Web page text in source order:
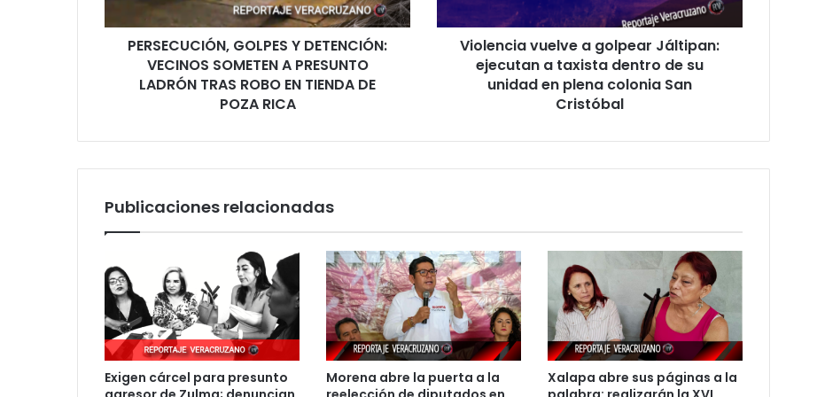
PRESUNTO
LADRÓN
TRASPERSECUCIÓN, GOLPES Y DETENCIÓN:
VECINOS SOMETEN A PRESUNTO
LADRÓN TRAS ROBO EN TIENDA DE
POZA RICA
taxista
dentro
Cristóbal
Violencia vuelve a golpear Jáltipan:
ejecutan a taxista dentro de su
unidad en plena colonia San
Cristóbal
Publicaciones relacionadas
Exigen cárcel para presunto
Morena abre la puerta a la
Xalapa abre sus páginas a la